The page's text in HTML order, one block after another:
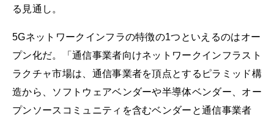
る見通し。
5Gネットワークインフラの特徴の1つといえるのはオー
プン化だ。「通信事業者向けネットワークインフラスト
ラクチャ市場は、通信事業者を頂点とするピラミッド構
造から、ソフトウェアベンダーや半導体ベンダー、オー
プンソースコミュニティを含むベンダーと通信事業者